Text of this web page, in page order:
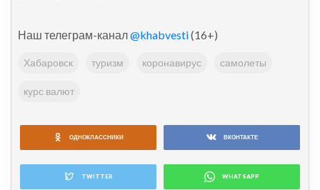
Наш телеграм-канал@khabvesti(16+)
Хабаровск туризм коронавирус самолеты
курс валют
ОДНОКЛАССНИКИ ВКОНТАКТЕ
TWITTER WHATSAPP